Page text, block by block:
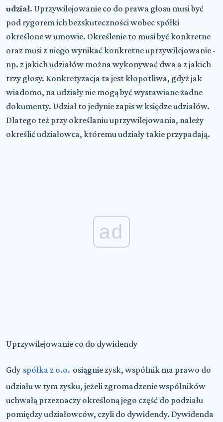
udział. Uprzywilejowanie co do prawa głosu musi być
pod rygorem ich bezskuteczności wobec spółki
określone w umowie. Określenie to musi być konkretne
oraz musi z niego wynikać konkretne uprzywilejowanie -
np. z jakich udziałów można wykonywać dwa a z jakich
trzy głosy. Konkretyzacja ta jest kłopotliwa, gdyż jak
wiadomo, na udziały nie mogą być wystawiane żadne
dokumenty. Udział to jedynie zapis w księdze udziałów.
Dlatego też przy określaniu uprzywilejowania, należy
określić udziałowca, któremu udziały takie przypadają.
ad
Uprzywilejowanie co do dywidendy
Gdy spółka z o.o. osiągnie zysk, wspólnik ma prawo do
udziału w tym zysku, jeżeli zgromadzenie wspólników
uchwałą przeznaczy określoną jego część do podziału
pomiędzy udziałowców, czyli do dywidendy. Dywidenda